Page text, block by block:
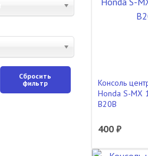
Сбросить
фильтр
Консоль
Honda S-MX
B20B
400 ₽